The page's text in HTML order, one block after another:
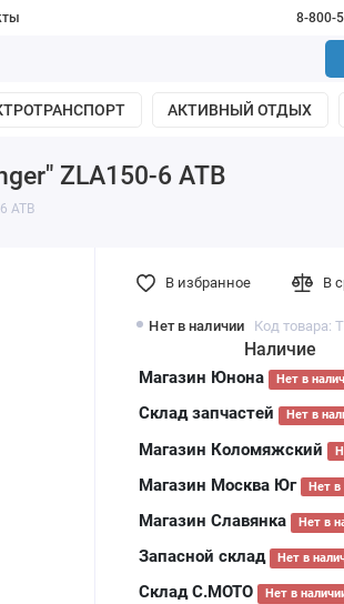
8-800-
АКТИВНЫЙ ОТДЫХ
ZLA150-6 АТВ
АТВ
Нет в наличии Код товара:
Наличие
Магазин Юнона Нет в
Склад запчастей Нет в
Магазин Коломяжский
Магазин Москва Юг Нет в
Магазин Славянка Нет в
Запасной склад Нет в
Склад С.МОТО Нет в
В избранное В